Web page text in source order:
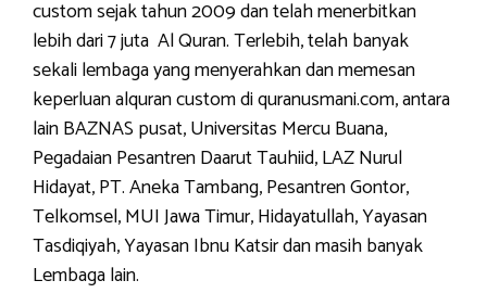
custom sejak tahun 2009 dan telah menerbitkan
lebih dari 7 juta Al Quran. Terlebih, telah banyak
sekali lembaga yang menyerahkan dan memesan
keperluan alquran custom di quranusmani.com, antara
lain BAZNAS pusat, Universitas Mercu Buana,
Pegadaian Pesantren Daarut Tauhiid, LAZ Nurul
Hidayat, PT. Aneka Tambang, Pesantren Gontor,
Telkomsel, MUI Jawa Timur, Hidayatullah, Yayasan
Tasdiqiyah, Yayasan Ibnu Katsir dan masih banyak
Lembaga lain.